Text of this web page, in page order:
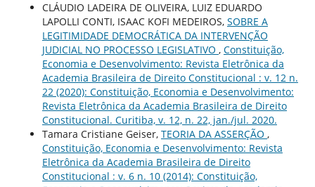
CLÁUDIO LADEIRA DE OLIVEIRA, LUIZ EDUARDO
LAPOLLI CONTI, ISAAC KOFI MEDEIROS, SOBRE A
LEGITIMIDADE DEMOCRÁTICA DA INTERVENÇÃO
JUDICIAL NO PROCESSO LEGISLATIVO , Constituição,
Economia e Desenvolvimento: Revista Eletrônica da
Academia Brasileira de Direito Constitucional : v. 12 n.
22 (2020): Constituição, Economia e Desenvolvimento:
Revista Eletrônica da Academia Brasileira de Direito
Constitucional. Curitiba, v. 12, n. 22, jan./jul. 2020.
Tamara Cristiane Geiser, TEORIA DA ASSERÇÃO ,
Constituição, Economia e Desenvolvimento: Revista
Eletrônica da Academia Brasileira de Direito
Constitucional : v. 6 n. 10 (2014): Constituição,